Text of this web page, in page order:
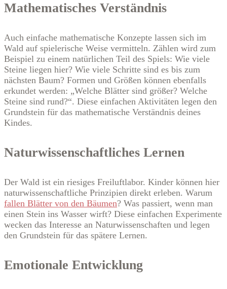
Mathematisches Verständnis
Auch einfache mathematische Konzepte lassen sich im
Wald auf spielerische Weise vermitteln. Zählen wird zum
Beispiel zu einem natürlichen Teil des Spiels: Wie viele
Steine liegen hier? Wie viele Schritte sind es bis zum
nächsten Baum? Formen und Größen können ebenfalls
erkundet werden: „Welche Blätter sind größer? Welche
Steine sind rund?“. Diese einfachen Aktivitäten legen den
Grundstein für das mathematische Verständnis deines
Kindes.
Naturwissenschaftliches Lernen
Der Wald ist ein riesiges Freiluftlabor. Kinder können hier
naturwissenschaftliche Prinzipien direkt erleben. Warum
fallen Blätter von den Bäumen? Was passiert, wenn man
einen Stein ins Wasser wirft? Diese einfachen Experimente
wecken das Interesse an Naturwissenschaften und legen
den Grundstein für das spätere Lernen.
Emotionale Entwicklung